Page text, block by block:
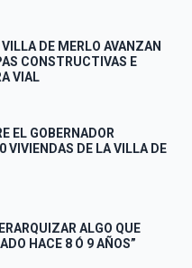
DE MERLO AVANZAN
CONSTRUCTIVAS E
VIAL
EL GOBERNADOR
VIVIENDAS DE LA VILLA DE
ALGO QUE
HACE 8 Ó 9 AÑOS”